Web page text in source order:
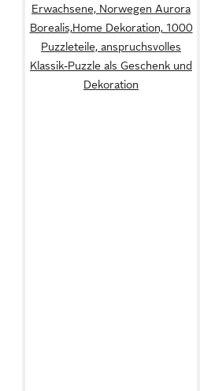
Erwachsene, Norwegen Aurora
Borealis,Home Dekoration, 1000
Puzzleteile, anspruchsvolles
Klassik-Puzzle als Geschenk und
Dekoration